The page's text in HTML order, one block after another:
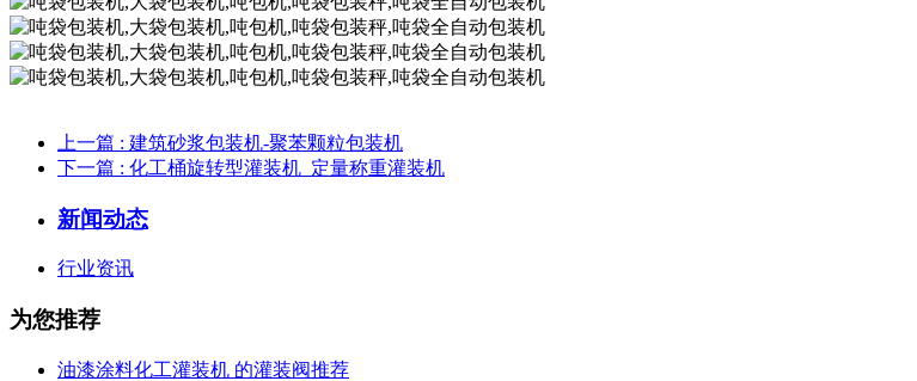
上一篇 : 建筑砂浆包装机-聚苯颗粒包装机
下一篇 : 化工桶旋转型灌装机_定量称重灌装机
新闻动态
行业资讯
为您推荐
油漆涂料化工灌装机 的灌装阀推荐